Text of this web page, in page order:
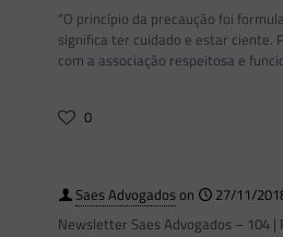
“O princípio da precaução foi
significa ter cuidado e estar ciente.
com a associação respeitosa e
0
Saes Advogadoson
27/11/
Newsletter Saes Advogados – 104 |